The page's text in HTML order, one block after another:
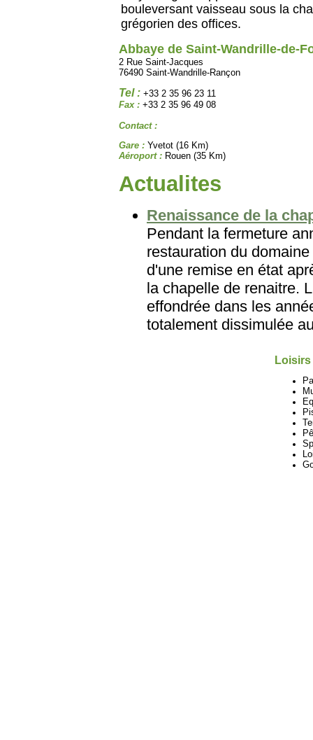
bouleversant vaisseau sous la
grégorien des offices.
Abbaye de Saint-Wandrille-de-
2 Rue Saint-Jacques
76490 Saint-Wandrille-Rançon
Tel : +33 2 35 96 23 11
Fax : +33 2 35 96 49 08
Contact :
Gare : Yvetot (16 Km)
Aéroport : Rouen (35 Km)
Actualites
Renaissance de la
Pendant la fermeture
restauration du
d'une remise en état
la chapelle de renaitre.
effondrée dans les
totalement dissimulée